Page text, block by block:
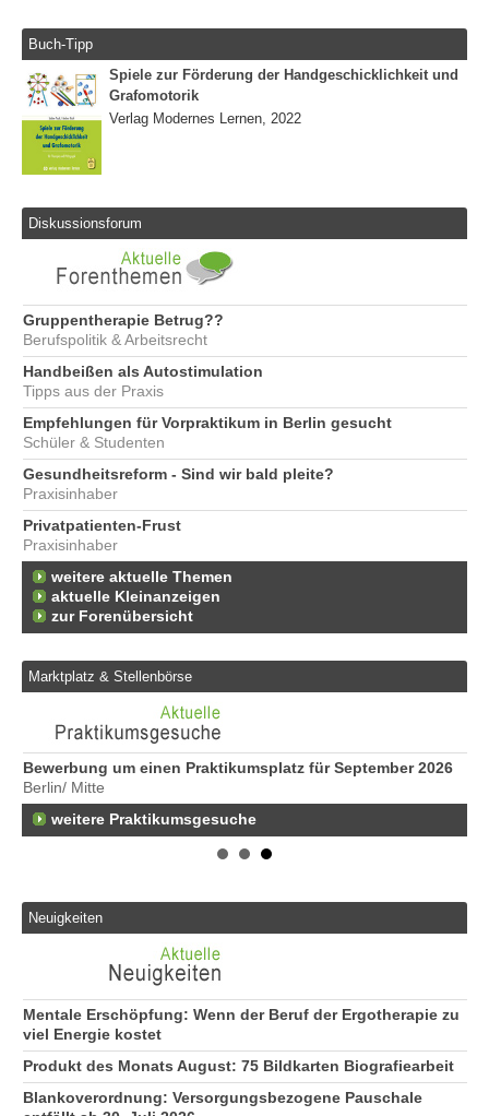
Buch-Tipp
Spiele zur Förderung der Handgeschicklichkeit und
Grafomotorik
Verlag Modernes Lernen, 2022
Diskussionsforum
Gruppentherapie Betrug??
Berufspolitik & Arbeitsrecht
Handbeißen als Autostimulation
Tipps aus der Praxis
Empfehlungen für Vorpraktikum in Berlin gesucht
Schüler & Studenten
Gesundheitsreform - Sind wir bald pleite?
Praxisinhaber
Privatpatienten-Frust
Praxisinhaber
weitere aktuelle Themen
aktuelle Kleinanzeigen
zur Forenübersicht
Marktplatz & Stellenbörse
Bewerbung um einen Praktikumsplatz für September 2026
Berlin/ Mitte
weitere Praktikumsgesuche
Neuigkeiten
Mentale Erschöpfung: Wenn der Beruf der Ergotherapie zu
viel Energie kostet
Produkt des Monats August: 75 Bildkarten Biografiearbeit
Blankoverordnung: Versorgungsbezogene Pauschale